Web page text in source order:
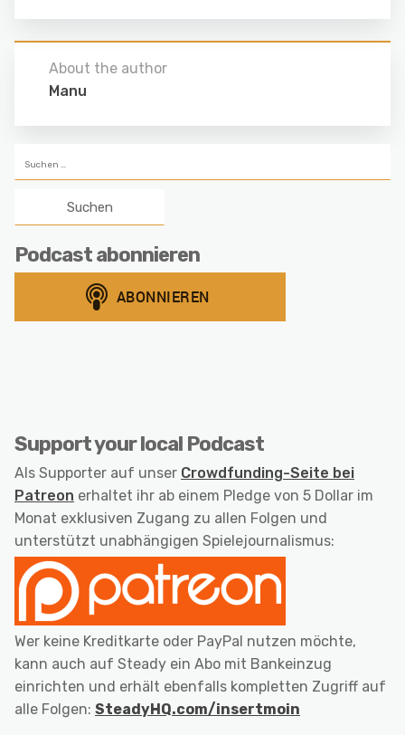
About the author
Manu
nach:
Podcast abonnieren
Support your local Podcast
Als Supporter auf unser Crowdfunding-Seite bei
Patreon erhaltet ihr ab einem Pledge von 5 Dollar im
Monat exklusiven Zugang zu allen Folgen und
unterstützt unabhängigen Spielejournalismus:
Wer keine Kreditkarte oder PayPal nutzen möchte,
kann auch auf Steady ein Abo mit Bankeinzug
einrichten und erhält ebenfalls kompletten Zugriff auf
alle Folgen: SteadyHQ.com/insertmoin